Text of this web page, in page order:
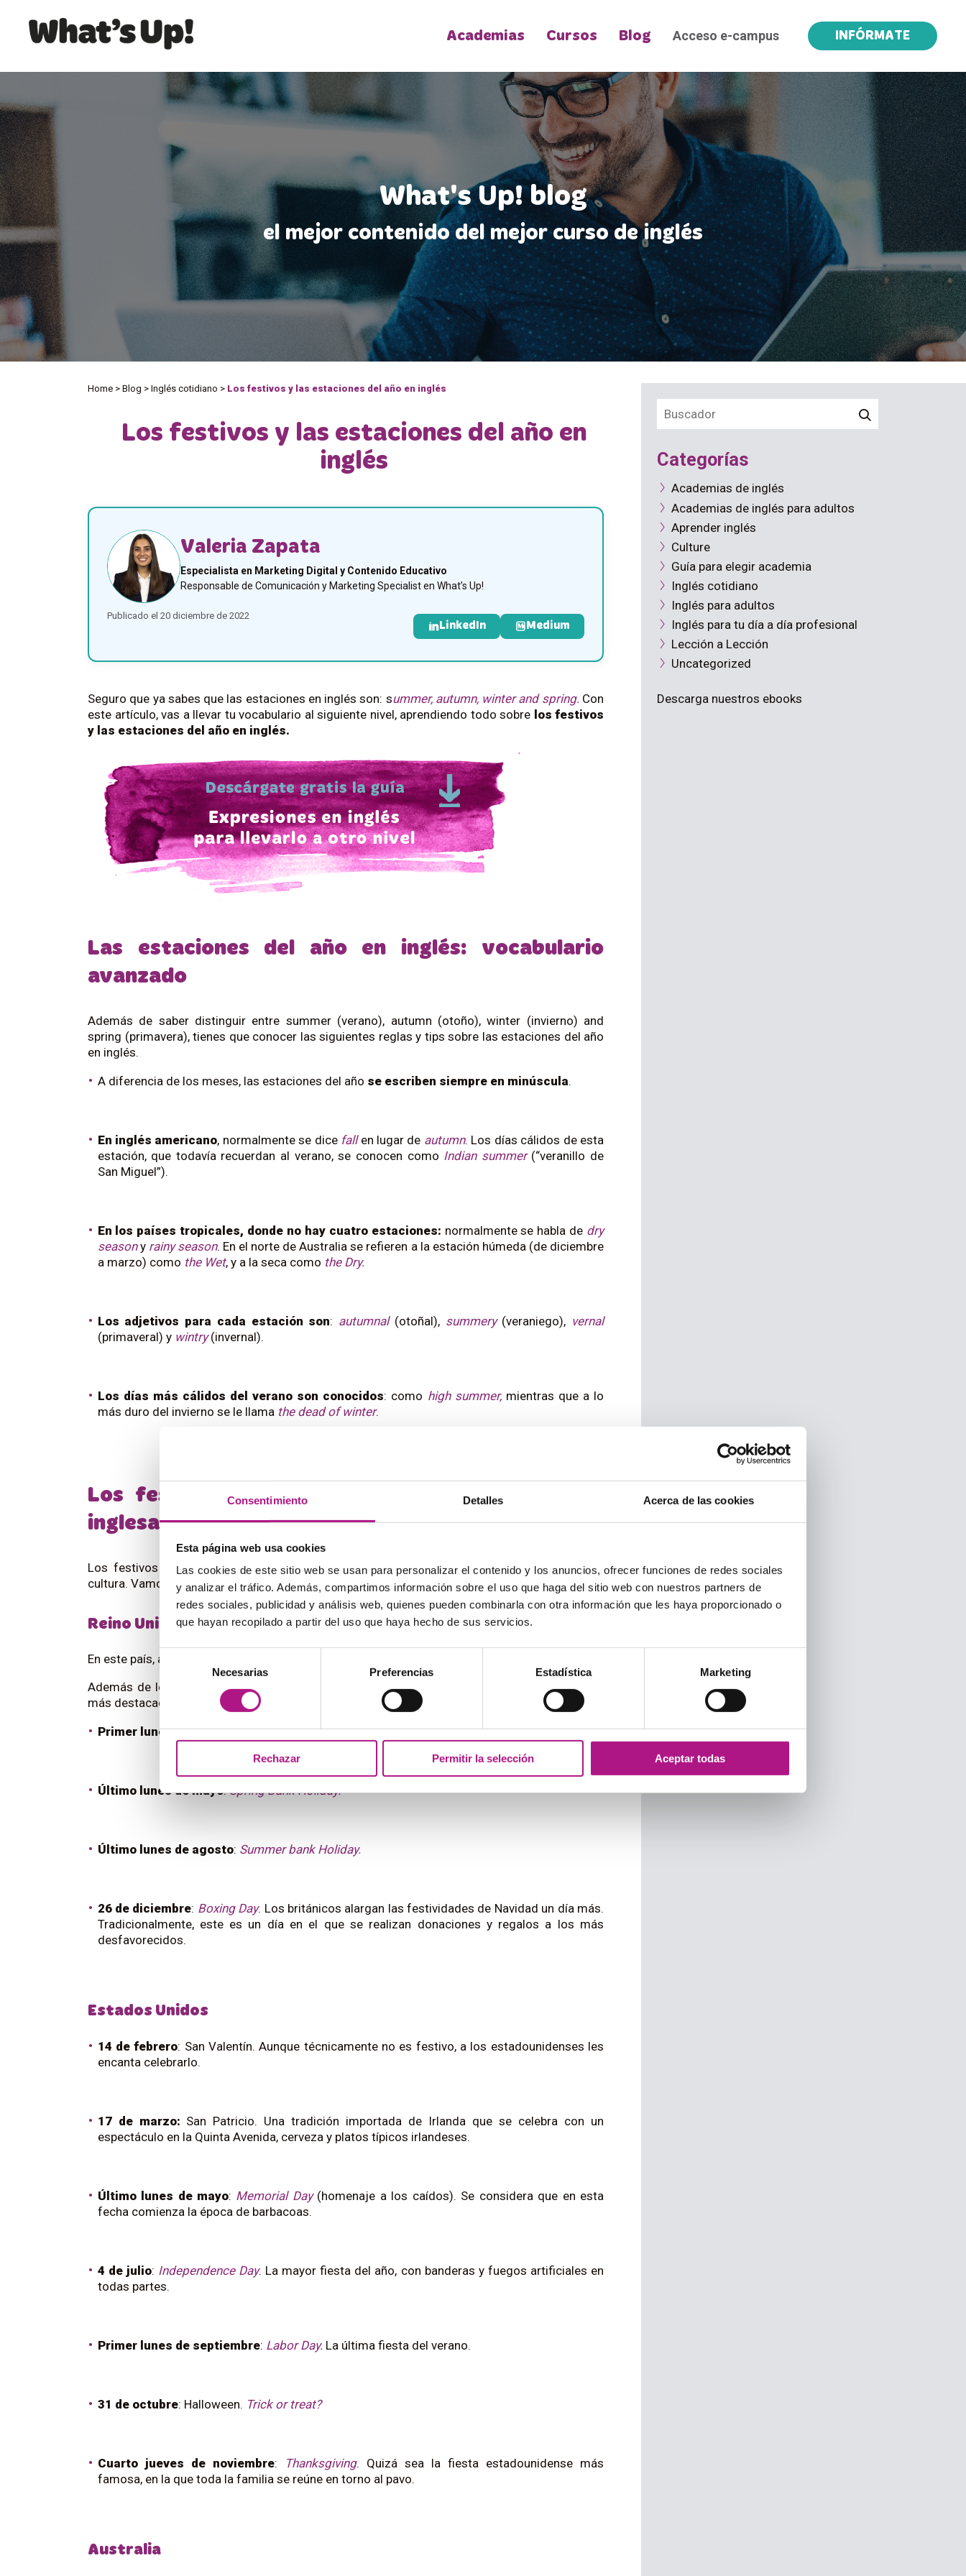
Consentimiento Detalles Acerca de las cookies
Esta página web usa cookies
Las cookies de este sitio web se usan para personalizar el contenido y los anuncios, ofrecer funciones de redes sociales
y analizar el tráfico. Además, compartimos información sobre el uso que haga del sitio web con nuestros partners de
redes sociales, publicidad y análisis web, quienes pueden combinarla con otra información que les haya proporcionado o
que hayan recopilado a partir del uso que haya hecho de sus servicios.
Selección
consentimiento
Necesarias Preferencias Estadística Marketing
Rechazar Permitir la selección Aceptar todas
Academias Cursos Blog Acceso e-campus INFÓRMATE
What's Up! blog
el mejor contenido del mejor curso de inglés
Home > Blog > Inglés cotidiano > Los festivos y las estaciones del año en inglés
Los festivos y las estaciones del año en
inglés
Valeria Zapata
Especialista en Marketing Digital y Contenido Educativo
Responsable de Comunicación y Marketing Specialist en What’s Up!
Publicado el 20 diciembre de 2022
LinkedIn Medium
Seguro que ya sabes que las estaciones en inglés son: summer, autumn, winter and spring.Con
este artículo, vas a llevar tu vocabulario al siguiente nivel, aprendiendo todo sobre los festivos
y las estaciones del año en inglés.
Las estaciones del año en inglés: vocabulario
avanzado
Además de saber distinguir entre summer (verano), autumn (otoño), winter (invierno) and
spring (primavera), tienes que conocer las siguientes reglas y tips sobre las estaciones del año
en inglés.
A diferencia de los meses, las estaciones del año se escriben siempre en minúscula.
En inglés americano, normalmente se dice fallen lugar de autumn. Los días cálidos de esta
estación, que todavía recuerdan al verano, se conocen como Indian summer(“veranillo de
San Miguel”).
En los países tropicales, donde no hay cuatro estaciones: normalmente se habla de dry
seasony rainy season. En el norte de Australia se refieren a la estación húmeda (de diciembre
a marzo) como the Wet, y a la seca como the Dry.
Los adjetivos para cada estación son: autumnal(otoñal), summery(veraniego), vernal
(primaveral) y wintry(invernal).
Los días más cálidos del verano son conocidos: como high summer,mientras que a lo
más duro del invierno se le llama the dead of winter.
Los festivos en los principales países de habla
inglesa
Los festivos nacionales son diferentes en cada país y forman una parte importante de su
cultura. Vamos a ver los principales días festivos en el Reino Unido, Estados Unidos y Australia.
Reino Unido
En este país, a los días sin trabajo se les conoce como
Además de los que ya conocemos como Navidad y Año Nuevo, estos son los
bank holidays
más destacados:
Primer lunes de mayo:Early May Bank Holiday.
Último lunes de mayo:Spring Bank Holiday.
Último lunes de agosto: Summer bank Holiday.
26 de diciembre: Boxing Day. Los británicos alargan las festividades de Navidad un día más.
Tradicionalmente, este es un día en el que se realizan donaciones y regalos a los más
desfavorecidos.
Estados Unidos
14 de febrero: San Valentín. Aunque técnicamente no es festivo, a los estadounidenses les
encanta celebrarlo.
17 de marzo: San Patricio. Una tradición importada de Irlanda que se celebra con un
espectáculo en la Quinta Avenida, cerveza y platos típicos irlandeses.
Último lunes de mayo: Memorial Day(homenaje a los caídos). Se considera que en esta
fecha comienza la época de barbacoas.
4 de julio: Independence Day. La mayor fiesta del año, con banderas y fuegos artificiales en
todas partes.
Primer lunes de septiembre: Labor Day.La última fiesta del verano.
31 de octubre: Halloween. Trick or treat?
Cuarto jueves de noviembre: Thanksgiving. Quizá sea la fiesta estadounidense más
famosa, en la que toda la familia se reúne en torno al pavo.
Australia
Categorías
Academias de inglés
Academias de inglés para adultos
Aprender inglés
Culture
Guía para elegir academia
Inglés cotidiano
Inglés para adultos
Inglés para tu día a día profesional
Lección a Lección
Uncategorized
Descarga nuestros ebooks